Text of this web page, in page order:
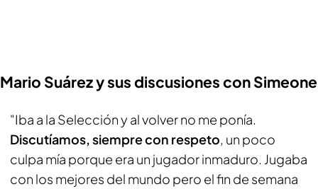
Mario Suárez y sus discusiones con Simeone
"Iba a la Selección y al volver no me ponía.
Discutíamos, siempre con respeto, un poco
culpa mía porque era un jugador inmaduro. Jugaba
con los mejores del mundo pero el fin de semana